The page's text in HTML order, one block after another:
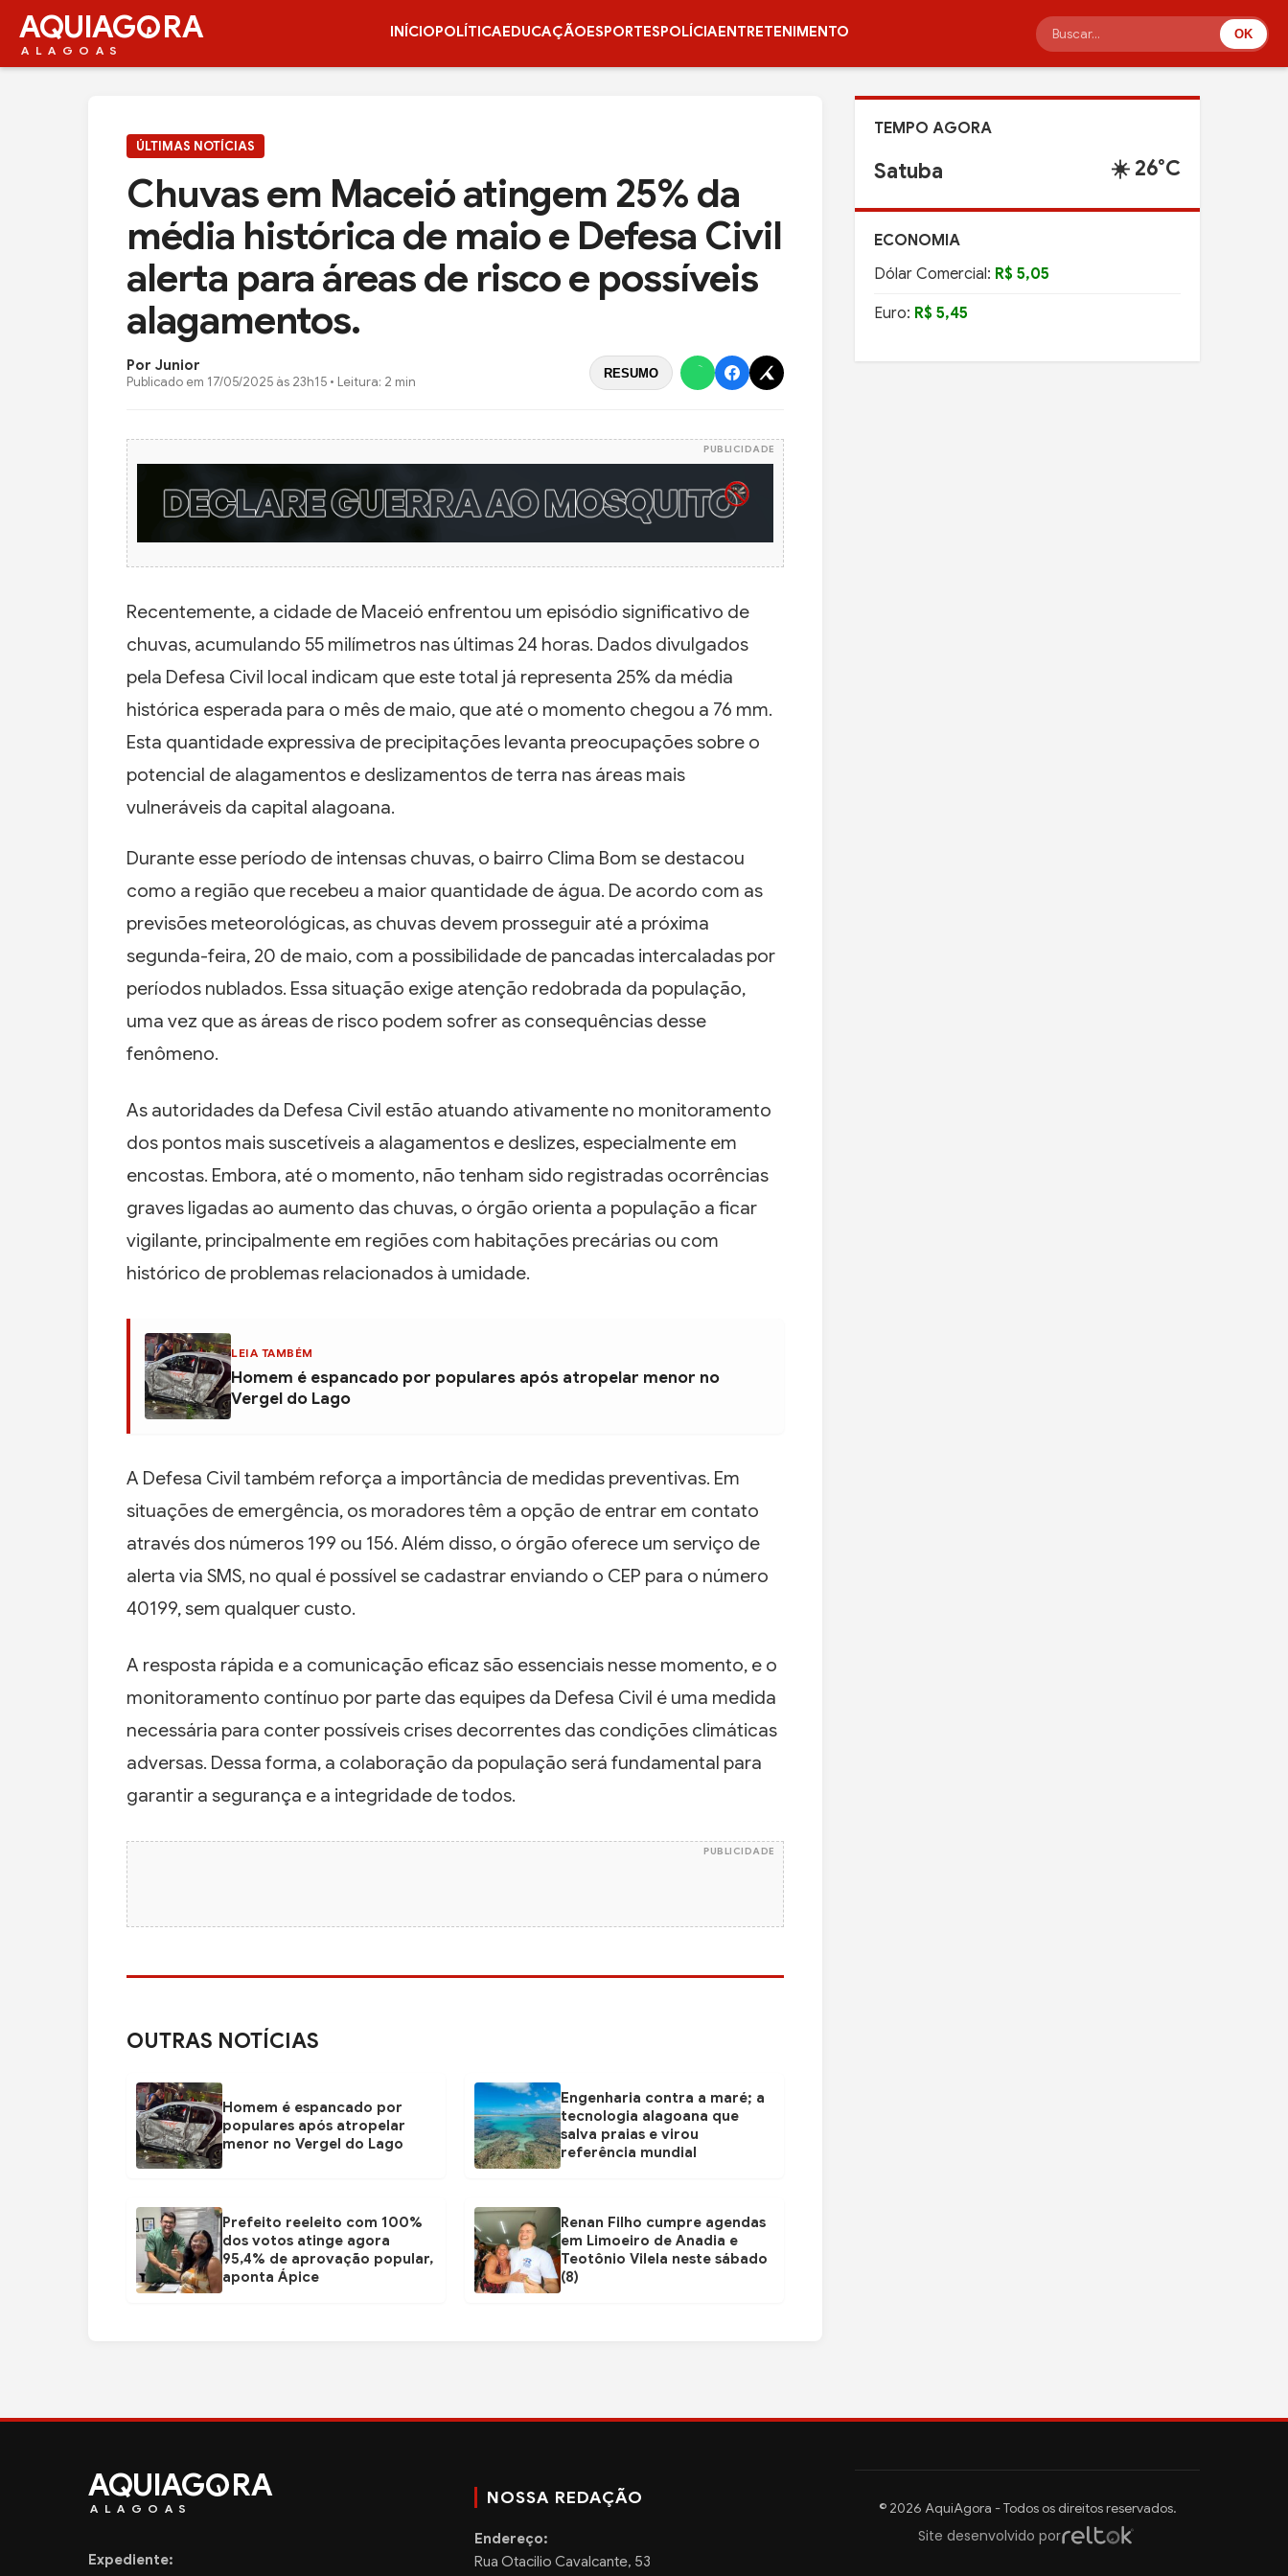
AQUIAG RA
ALAGOAS
INÍCIOPOLÍTICAEDUCAÇÃOESPORTESPOLÍCIAENTRETENIMENTO OK
ÚLTIMAS NOTÍCIAS
Chuvas em Maceió atingem 25% da
média histórica de maio e Defesa Civil
alerta para áreas de risco e possíveis
alagamentos.
Por Junior
Publicado em 17/05/2025 às 23h15 • Leitura: 2 min
RESUMO
PUBLICIDADE
Recentemente, a cidade de Maceió enfrentou um episódio significativo de
chuvas, acumulando 55 milímetros nas últimas 24 horas. Dados divulgados
pela Defesa Civil local indicam que este total já representa 25% da média
histórica esperada para o mês de maio, que até o momento chegou a 76 mm.
Esta quantidade expressiva de precipitações levanta preocupações sobre o
potencial de alagamentos e deslizamentos de terra nas áreas mais
vulneráveis da capital alagoana.
Durante esse período de intensas chuvas, o bairro Clima Bom se destacou
como a região que recebeu a maior quantidade de água. De acordo com as
previsões meteorológicas, as chuvas devem prosseguir até a próxima
segunda-feira, 20 de maio, com a possibilidade de pancadas intercaladas por
períodos nublados. Essa situação exige atenção redobrada da população,
uma vez que as áreas de risco podem sofrer as consequências desse
fenômeno.
As autoridades da Defesa Civil estão atuando ativamente no monitoramento
dos pontos mais suscetíveis a alagamentos e deslizes, especialmente em
encostas. Embora, até o momento, não tenham sido registradas ocorrências
graves ligadas ao aumento das chuvas, o órgão orienta a população a ficar
vigilante, principalmente em regiões com habitações precárias ou com
histórico de problemas relacionados à umidade.
LEIA TAMBÉM
Homem é espancado por populares após atropelar menor no
Vergel do Lago
A Defesa Civil também reforça a importância de medidas preventivas. Em
situações de emergência, os moradores têm a opção de entrar em contato
através dos números 199 ou 156. Além disso, o órgão oferece um serviço de
alerta via SMS, no qual é possível se cadastrar enviando o CEP para o número
40199, sem qualquer custo.
A resposta rápida e a comunicação eficaz são essenciais nesse momento, e o
monitoramento contínuo por parte das equipes da Defesa Civil é uma medida
necessária para conter possíveis crises decorrentes das condições climáticas
adversas. Dessa forma, a colaboração da população será fundamental para
garantir a segurança e a integridade de todos.
PUBLICIDADE
OUTRAS NOTÍCIAS
Homem é espancado por
populares após atropelar
menor no Vergel do Lago
Engenharia contra a maré; a
tecnologia alagoana que
salva praias e virou
referência mundial
Prefeito reeleito com 100%
dos votos atinge agora
95,4% de aprovação popular,
aponta Ápice
Renan Filho cumpre agendas
em Limoeiro de Anadia e
Teotônio Vilela neste sábado
(8)
TEMPO AGORA
Satuba ☀️ 26°C
ECONOMIA
Dólar Comercial: R$ 5,05
Euro: R$ 5,45
AQUIAG RA
ALAGOAS
Expediente:
NOSSA REDAÇÃO
Endereço:
Rua Otacilio Cavalcante, 53
© 2026 AquiAgora - Todos os direitos reservados.
Site desenvolvido por